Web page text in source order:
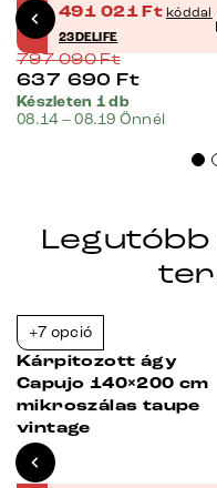
%
491 021Ft kóddal
23DELIFE
797 090Ft
637 690 Ft
Készleten 1 db
08.14 – 08.19 Önnél
+7 opció
Kárpitozott ágy
Capujo 140×200 cm
mikroszálas taupe
vintage